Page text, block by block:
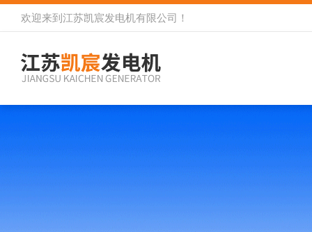
欢迎来到 江苏凯宸发电机有限公司 ！